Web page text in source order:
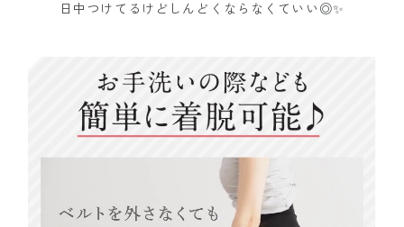
日中つけてるけどしんどくならなくていい◎✨